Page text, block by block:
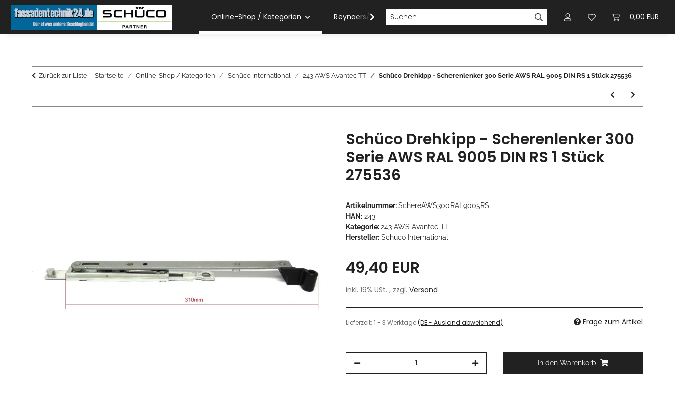
0,00 EUR
Online-Shop / Kategorien Reynaers/Sobinco Verarbeiter
Zurück zur Liste Startseite Online-Shop / Kategorien Schüco International 243 AWS Avantec TT Schüco Drehkipp - Scherenlenker 300 Serie AWS RAL 9005 DIN RS 1 Stück 275536
Schüco Drehkipp - Scherenlenker 300
Serie AWS RAL 9005 DIN RS 1 Stück
275536
Artikelnummer:SchereAWS300RAL9005RS
HAN: 243
Kategorie:243 AWS Avantec TT
Hersteller: Schüco International
49,40 EUR
inkl. 19% USt. , zzgl. Versand
Lieferzeit: 1 - 3 Werktage(DE - Ausland abweichend) Frage zum Artikel
In den Warenkorb